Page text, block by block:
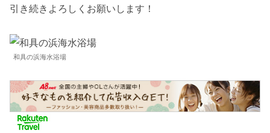
引き続きよろしくお願いします！
和具の浜海水浴場